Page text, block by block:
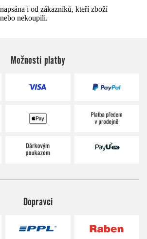
i od zákazníků, kteří zboží
nekoupili.
Možnosti platby
Dopravci